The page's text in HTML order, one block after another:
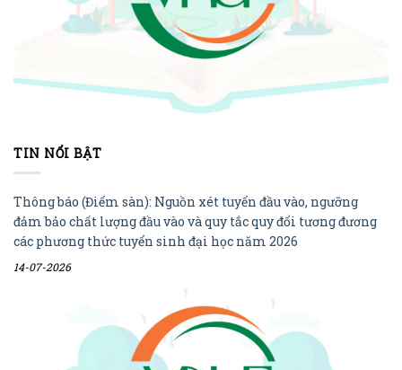
TIN NỔI BẬT
Thông báo (Điểm sàn): Nguồn xét tuyển đầu vào, ngưỡng
đảm bảo chất lượng đầu vào và quy tắc quy đổi tương đương
các phương thức tuyển sinh đại học năm 2026
14-07-2026